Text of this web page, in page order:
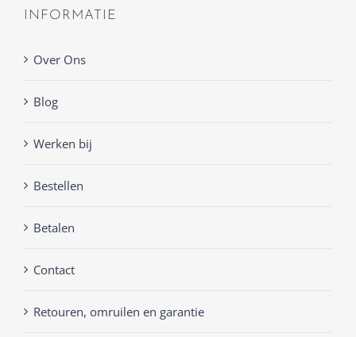
INFORMATIE
Over Ons
Blog
Werken bij
Bestellen
Betalen
Contact
Retouren, omruilen en garantie